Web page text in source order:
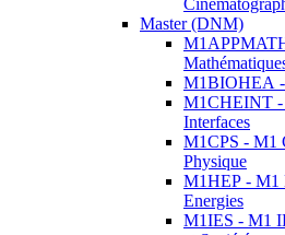
Master (DNM)
M1BIOHEA -
M1CHEINT -
Interfaces
M1CPS - M1
Physique
M1HEP - M1
Energies
M1IES - M1